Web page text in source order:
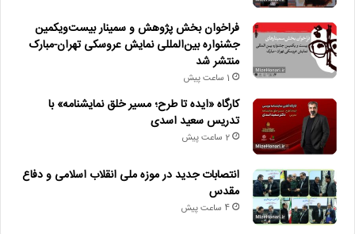
فراخوان بخش پژوهش و سمینار بیست‌ویکمین
جشنواره بین‌المللی نمایش عروسکی تهران-مبارک
منتشر شد
1 ساعت پیش
کارگاه «ایده تا طرح؛ مسیر خلق نمایشنامه» با
تدریس سعید اسدی
2 ساعت پیش
انتصابات جدید در موزه ملی انقلاب اسلامی و دفاع
مقدس
4 ساعت پیش